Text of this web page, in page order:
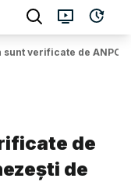
sunt verificate de
de
de